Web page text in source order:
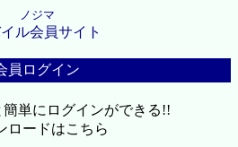
ノジマ
ル会員サイト
員ログイン
単にログインができる!!
ロードはこちら